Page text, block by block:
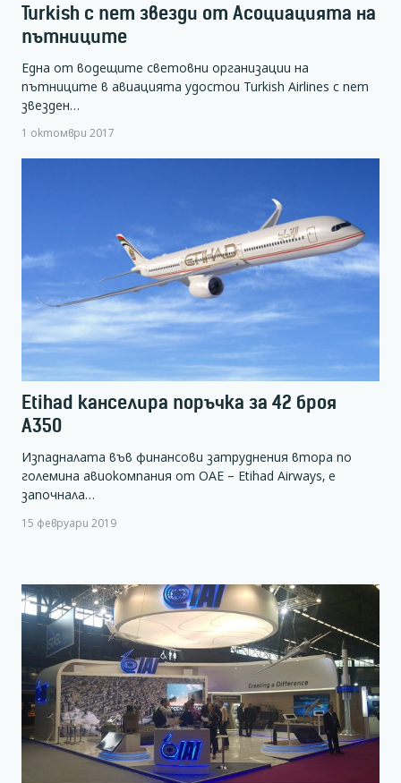
Turkish с пет звезди от Асоциацията на
пътниците
Една от водещите световни организации на
пътниците в авиацията удостои Turkish Airlines с пет
звезден…
1 октомври 2017
Etihad канселира поръчка за 42 броя
А350
Изпадналата във финансови затруднения втора по
големина авиокомпания от ОАЕ – Etihad Airways, е
започнала…
15 февруари 2019